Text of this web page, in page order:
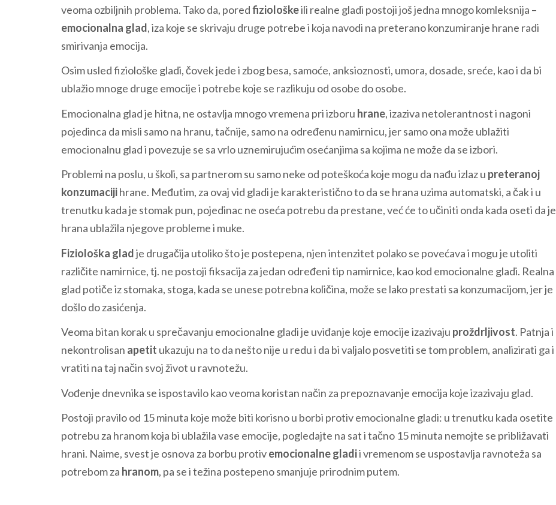
veoma ozbiljnih problema. Tako da, poredfiziološkeili realne gladi postoji još jedna mnogo komleksnija –
emocionalna glad, iza koje se skrivaju druge potrebe i koja navodi na preterano konzumiranje hrane radi
smirivanja emocija.
Osim usled fiziološke gladi, čovek jede i zbog besa, samoće, anksioznosti, umora, dosade, sreće, kao i da bi
ublažio mnoge druge emocije i potrebe koje se razlikuju od osobe do osobe.
Emocionalna glad je hitna, ne ostavlja mnogo vremena pri izboru hrane, izaziva netolerantnost i nagoni
pojedinca da misli samo na hranu, tačnije, samo na određenu namirnicu, jer samo ona može ublažiti
emocionalnu glad i povezuje se sa vrlo uznemirujućim osećanjima sa kojima ne može da se izbori.
Problemi na poslu, u školi, sa partnerom su samo neke od poteškoća koje mogu da nađu izlaz u preteranoj
konzumacijihrane. Međutim, za ovaj vid gladi je karakteristično to da se hrana uzima automatski, a čak i u
trenutku kada je stomak pun, pojedinac ne oseća potrebu da prestane, već će to učiniti onda kada oseti da je
hrana ublažila njegove probleme i muke.
Fiziološka gladje drugačija utoliko što je postepena, njen intenzitet polako se povećava i mogu je utoliti
različite namirnice, tj. ne postoji fiksacija za jedan određeni tip namirnice, kao kod emocionalne gladi. Realna
glad potiče iz stomaka, stoga, kada se unese potrebna količina, može se lako prestati sa konzumacijom, jer je
došlo do zasićenja.
Veoma bitan korak u sprečavanju emocionalne gladi je uviđanje koje emocije izazivaju proždrljivost. Patnja i
nekontrolisan apetit ukazuju na to da nešto nije u redu i da bi valjalo posvetiti se tom problem, analizirati ga i
vratiti na taj način svoj život u ravnotežu.
Vođenje dnevnika se ispostavilo kao veoma koristan način za prepoznavanje emocija koje izazivaju glad.
Postoji pravilo od 15 minuta koje može biti korisno u borbi protiv emocionalne gladi: u trenutku kada osetite
potrebu za hranom koja bi ublažila vase emocije, pogledajte na sat i tačno 15 minuta nemojte se približavati
hrani. Naime, svest je osnova za borbu protivemocionalne gladii vremenom se uspostavlja ravnoteža sa
potrebom za hranom, pa se i težina postepeno smanjuje prirodnim putem.